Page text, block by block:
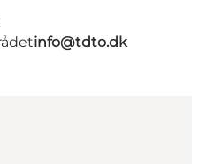
info@tdto.dk